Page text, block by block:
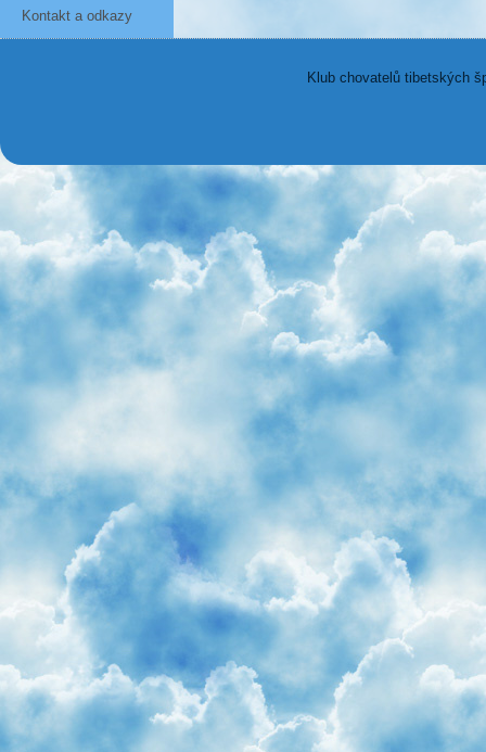
Kontakt a odkazy
Klub chovatelů tibetských